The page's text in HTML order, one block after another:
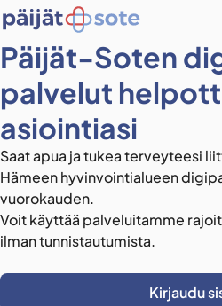
Päijät-Soten
palvelut
asiointiasi
Saat apua ja tukea terveyteesi
Hämeen hyvinvointialueen
vuorokauden.
Voit käyttää palveluitamme
ilman tunnistautumista.
Kirjaudu